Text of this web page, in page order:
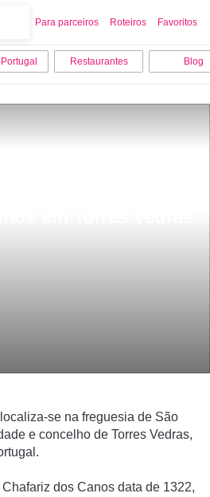
Para parceiros Roteiros Favoritos
Restaurantes Blog
localiza-se na freguesia de São
e concelho de Torres Vedras,
dos Canos data de 1322,